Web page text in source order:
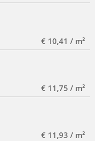
€ 10,41 / m²
€ 11,75 / m²
€ 11,93 / m²